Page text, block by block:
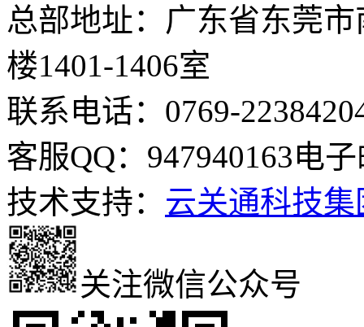
总部地址：广东省东莞
楼1401-1406室
联系电话：0769-
客服QQ：947940163电子
技术支持： 云关通科技集
关注微信公众号